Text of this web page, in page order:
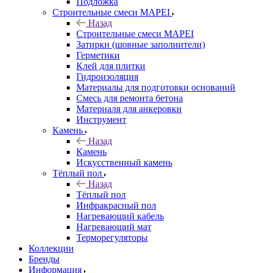
Строительные смеси MAPEI
Назад
Строительные смеси MAPEI
Затирки (шовные заполнители)
Герметики
Клей для плитки
Гидроизоляция
Материалы для подготовки оснований
Смесь для ремонта бетона
Материаля для анкеровки
Инструмент
Камень
Назад
Камень
Искусственный камень
Тёплый пол
Назад
Тёплый пол
Инфракрасный пол
Нагревающий кабель
Нагревающий мат
Терморегуляторы
Коллекции
Бренды
Информация